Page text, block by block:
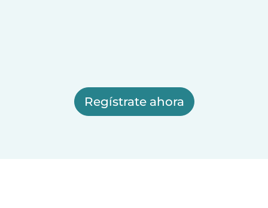
Regístrate ahora